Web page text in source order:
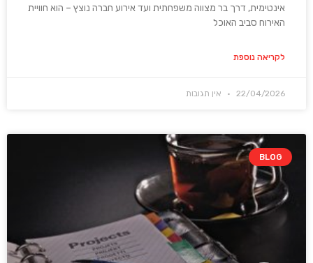
אינטימית, דרך בר מצווה משפחתית ועד אירוע חברה נוצץ – הוא חוויית
האירוח סביב האוכל
לקריאה נוספת
22/04/2026 אין תגובות
BLOG